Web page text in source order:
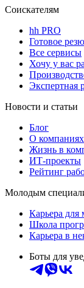
Соискателям
hh PRO
Готовое
Все сервисы
Хочу у вас
Экспертная
Новости и статьи
Блог
О
Жизнь в
ИТ-проекты
Рейтинг
Молодым
Карьера для
Школа
Карьера в
Боты для